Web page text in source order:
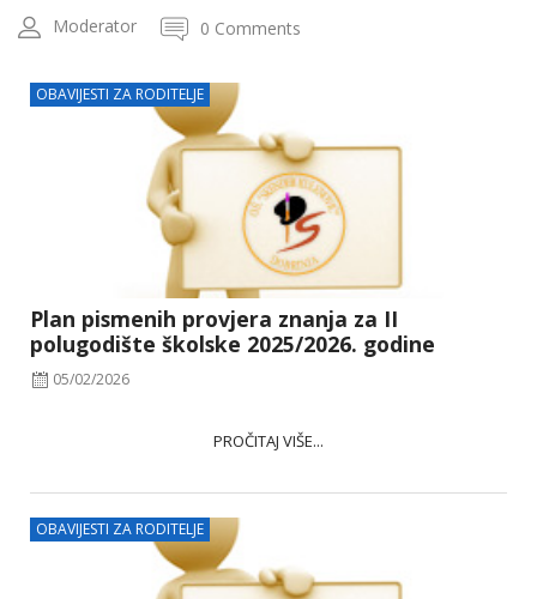
Moderator 0 Comments
OBAVIJESTI ZA RODITELJE
Plan pismenih provjera znanja za II
polugodište školske 2025/2026. godine
05/02/2026
PROČITAJ VIŠE...
OBAVIJESTI ZA RODITELJE